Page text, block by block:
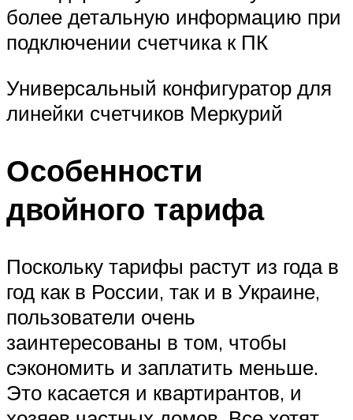
более детальную информацию при
подключении счетчика к ПК
Универсальный конфигуратор для
линейки счетчиков Меркурий
Особенности
двойного тарифа
Поскольку тарифы растут из года в
год как в России, так и в Украине,
пользователи очень
заинтересованы в том, чтобы
сэкономить и заплатить меньше.
Это касается и квартирантов, и